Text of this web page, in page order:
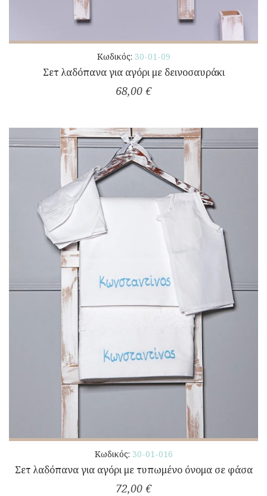
Κωδικός: 30-01-09
Σετ λαδόπανα για αγόρι με δεινοσαυράκι
68,00 €
Κωδικός: 30-01-016
Σετ λαδόπανα για αγόρι με τυπωμένο όνομα σε φάσα
72,00 €